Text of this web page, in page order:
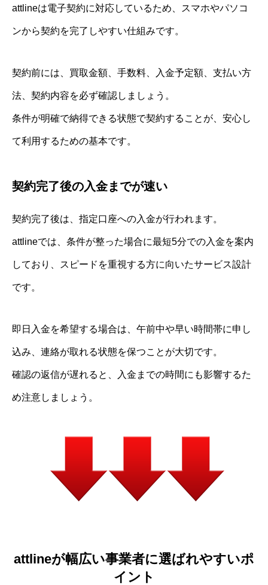
attlineは電子契約に対応しているため、スマホやパソコ
ンから契約を完了しやすい仕組みです。
契約前には、買取金額、手数料、入金予定額、支払い方
法、契約内容を必ず確認しましょう。
条件が明確で納得できる状態で契約することが、安心し
て利用するための基本です。
契約完了後の入金までが速い
契約完了後は、指定口座への入金が行われます。
attlineでは、条件が整った場合に最短5分での入金を案内
しており、スピードを重視する方に向いたサービス設計
です。
即日入金を希望する場合は、午前中や早い時間帯に申し
込み、連絡が取れる状態を保つことが大切です。
確認の返信が遅れると、入金までの時間にも影響するた
め注意しましょう。
attlineが幅広い事業者に選ばれやすいポ
イント